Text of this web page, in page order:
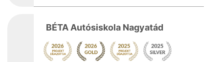
BÉTA Autósiskola Nagyatád